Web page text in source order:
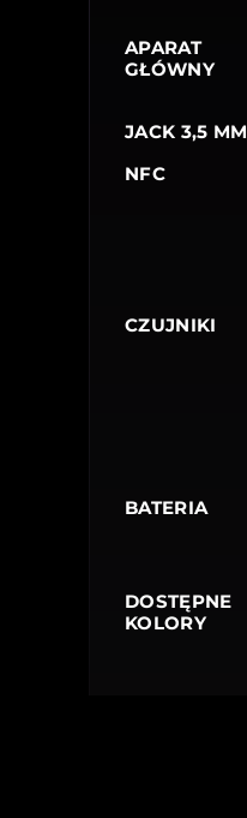
APARAT
GŁÓWNY
JACK 3,5 MM
NFC
CZUJNIKI
BATERIA
DOSTĘPNE
KOLORY